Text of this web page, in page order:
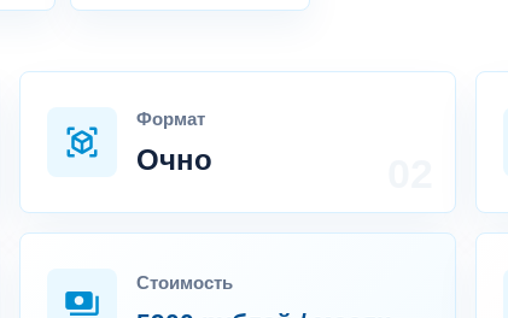
view_in_ar
Формат
Очно
payments
Стоимость